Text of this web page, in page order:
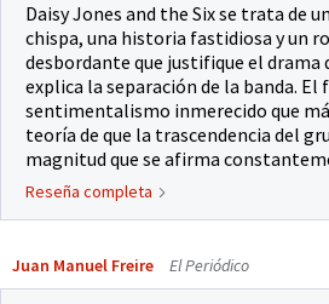
Daisy Jones and the Six se trata de
chispa, una historia fastidiosa y un
desbordante que justifique el drama
explica la separación de la banda. El
sentimentalismo inmerecido que
teoría de que la trascendencia del
magnitud que se afirma
Reseña completa
Juan Manuel Freire El Periódico